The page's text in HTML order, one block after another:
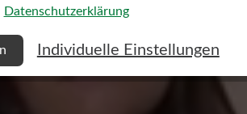
Datenschutzerklärung
Individuelle Einstellungen